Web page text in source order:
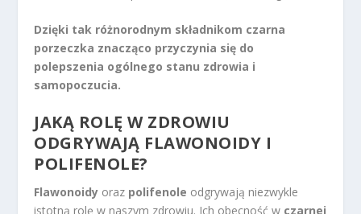
Dzięki tak różnorodnym składnikom czarna
porzeczka znacząco przyczynia się do
polepszenia ogólnego stanu zdrowia i
samopoczucia.
JAKĄ ROLĘ W ZDROWIU
ODGRYWAJĄ FLAWONOIDY I
POLIFENOLE?
Flawonoidy oraz polifenole odgrywają niezwykle
istotną rolę w naszym zdrowiu. Ich obecność w czarnej